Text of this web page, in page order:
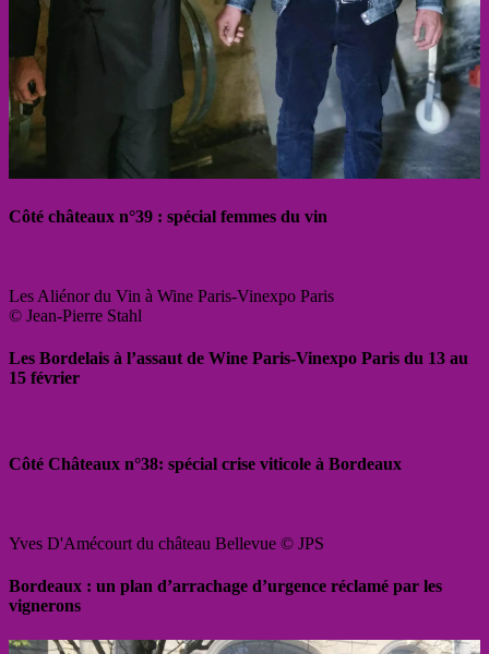
Côté châteaux n°39 : spécial femmes du vin
Les Aliénor du Vin à Wine Paris-Vinexpo Paris
© Jean-Pierre Stahl
Les Bordelais à l’assaut de Wine Paris-Vinexpo Paris du 13 au
15 février
Côté Châteaux n°38: spécial crise viticole à Bordeaux
Yves D'Amécourt du château Bellevue © JPS
Bordeaux : un plan d’arrachage d’urgence réclamé par les
vignerons